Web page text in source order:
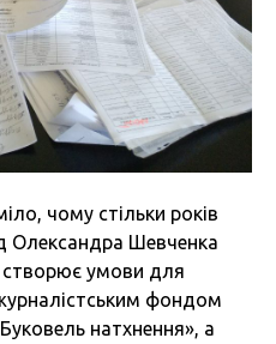
чому стільки років
Олександра Шевченка
створює умови для
фондом
натхнення», а